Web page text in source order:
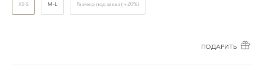
XS-S M-L Размер под заказ (+20%)
ПОДАРИТЬ